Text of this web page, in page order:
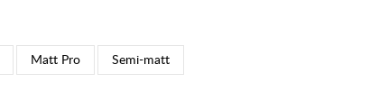
Matt Pro Semi-matt